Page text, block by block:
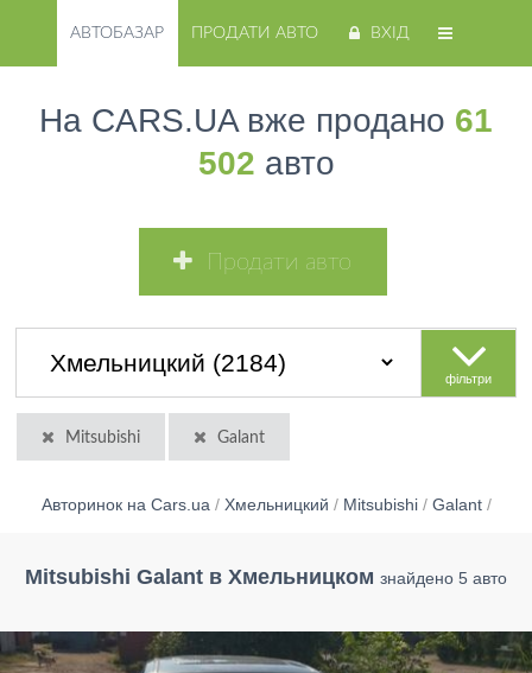
АВТОБАЗАР ПРОДАТИ АВТО ВХІД
На CARS.UA вже продано 61
502 авто
Продати авто
фільтри
Mitsubishi Galant
Авторинок на Cars.ua / Хмельницкий / Mitsubishi / Galant /
Mitsubishi Galant в Хмельницком знайдено 5 авто